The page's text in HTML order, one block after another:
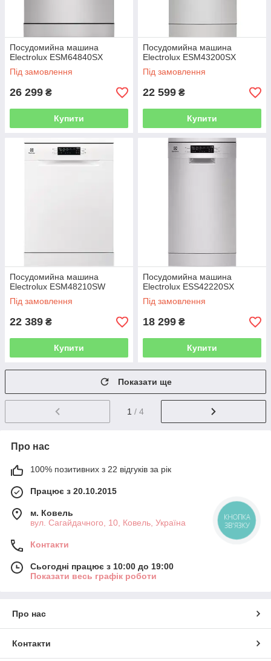
Посудомийна машина
Electrolux ESM64840SX
Під замовлення
26 299 ₴
Купити
Посудомийна машина
Electrolux ESM43200SX
Під замовлення
22 599 ₴
Купити
Посудомийна машина
Electrolux ESM48210SW
Під замовлення
22 389 ₴
Купити
Посудомийна машина
Electrolux ESS42220SX
Під замовлення
18 299 ₴
Купити
Показати ще
1 / 4
Про нас
100% позитивних з 22 відгуків за рік
Працює з 20.10.2015
м. Ковель
вул. Сагайдачного, 10, Ковель, Україна
Контакти
Сьогодні працює з 10:00 до 19:00
Показати весь графік роботи
Про нас
Контакти
КНОПКА
ЗВ'ЯЗКУ